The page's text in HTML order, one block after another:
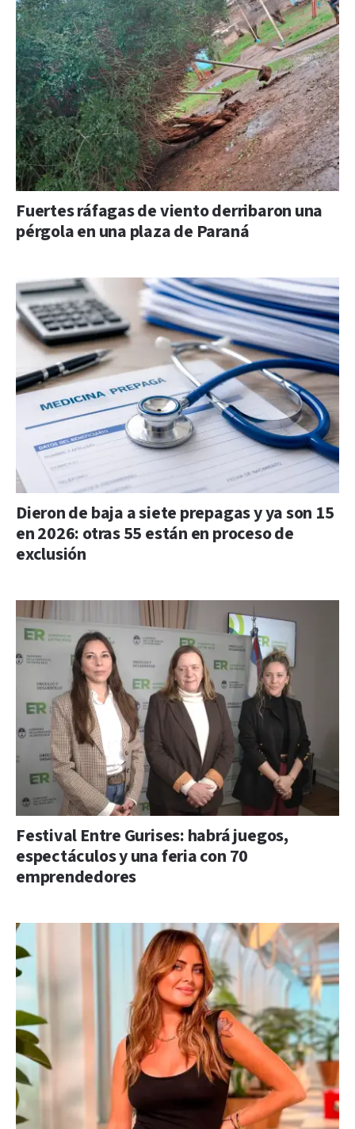
Fuertes ráfagas de viento derribaron una
pérgola en una plaza de Paraná
Dieron de baja a siete prepagas y ya son 15
en 2026: otras 55 están en proceso de
exclusión
Festival Entre Gurises: habrá juegos,
espectáculos y una feria con 70
emprendedores